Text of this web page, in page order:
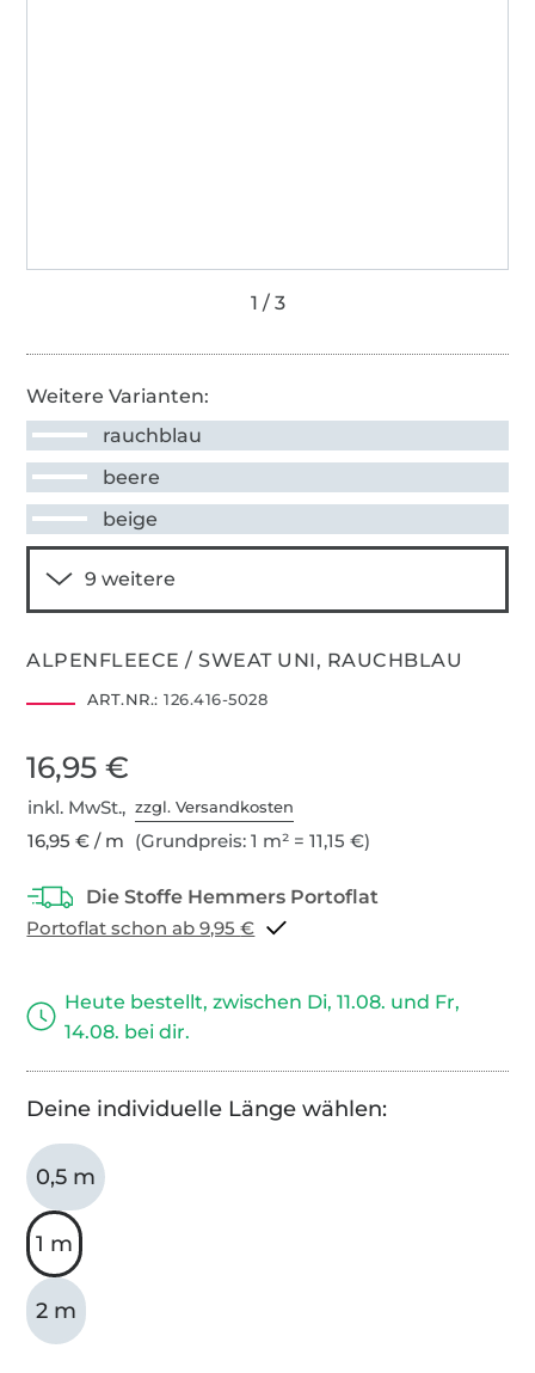
Weitere Varianten:
rauchblau
beere
beige
ALPENFLEECE / SWEAT UNI, RAUCHBLAU
ART.NR.: 126.416-5028
16,95 €
inkl. MwSt.,zzgl. Versandkosten
16,95 € / m (Grundpreis: 1 m² = 11,15 €)
Portoflat schon ab 9,95 €
Heute bestellt, zwischen Di, 11.08. und Fr,
14.08. bei dir.
Deine individuelle Länge wählen:
0,5 m
1 m
2 m